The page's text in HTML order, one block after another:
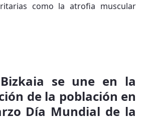
como la atrofia muscular
se une en la
de la población en
Día Mundial de la